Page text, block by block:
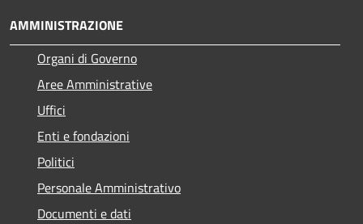
AMMINISTRAZIONE
Organi di Governo
Aree Amministrative
Uffici
Enti e fondazioni
Politici
Personale Amministrativo
Documenti e dati